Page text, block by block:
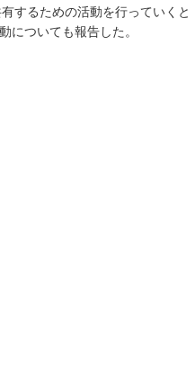
するための活動を行っていくと
についても報告した。